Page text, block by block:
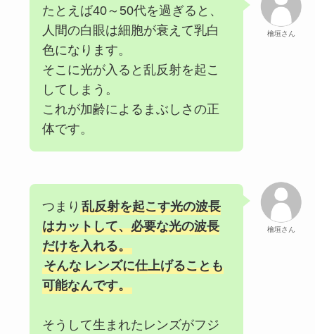
檜垣さん
たとえば40～50代を過ぎると、
人間の白眼は細胞が衰えて乳白
色になります。
そこに光が入ると乱反射を起こ
してしまう。
これが加齢によるまぶしさの正
体です。
檜垣さん
つまり 乱反射を起こす光の波長
はカットして、必要な光の波長
だけを入れる。
そんな レンズに仕上げることも
可能なんです。
そうして生まれたレンズがフジ